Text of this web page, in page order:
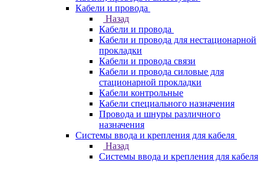
Кабели и провода
Назад
Кабели и провода
Кабели и провода для нестационарной
прокладки
Кабели и провода связи
Кабели и провода силовые для
стационарной прокладки
Кабели контрольные
Кабели специального назначения
Провода и шнуры различного
назначения
Системы ввода и крепления для кабеля
Назад
Системы ввода и крепления для кабеля